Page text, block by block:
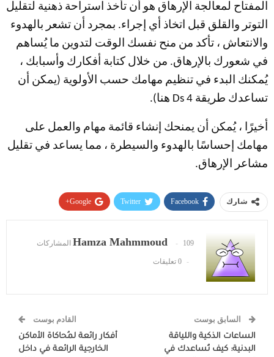
المفتاح لمعالجة الإرهاق هو أن تأخذ استراحة ذهنية لتقليل
التوتر والقلق قبل اتخاذ أي إجراء. بمجرد أن تشعر بالهدوء
والانتعاش ، تأكد من منح نفسك الوقت لتدوين ما يُساهم
في شعورك بالإرهاق. من خلال كتابة أفكارك وأسبابك ،
يُمكنك البدء في تنظيم مهامك حسب الأولوية (يمكن أن
تساعدك طريقة 4 Ds هنا).
أخيرًا ، يُمكن أن يمنحك إنشاء قائمة مهام والعمل على
مهامك إحساسًا بالهدوء والسيطرة ، مما يساعد في تقليل
مشاعر الإرهاق.
شارك Facebook
Twitter
Google+
البريد الإلكتروني Hamza Mahmmoud 109 المشاركات
0 تعليقات
السابق بوست
الساعات الذكية واللياقة
البدنية: كيف تُساعدك في
القادم بوست
أفكار رائعة لمُحاكاة الأماكن
الخارجية الرائعة في داخل